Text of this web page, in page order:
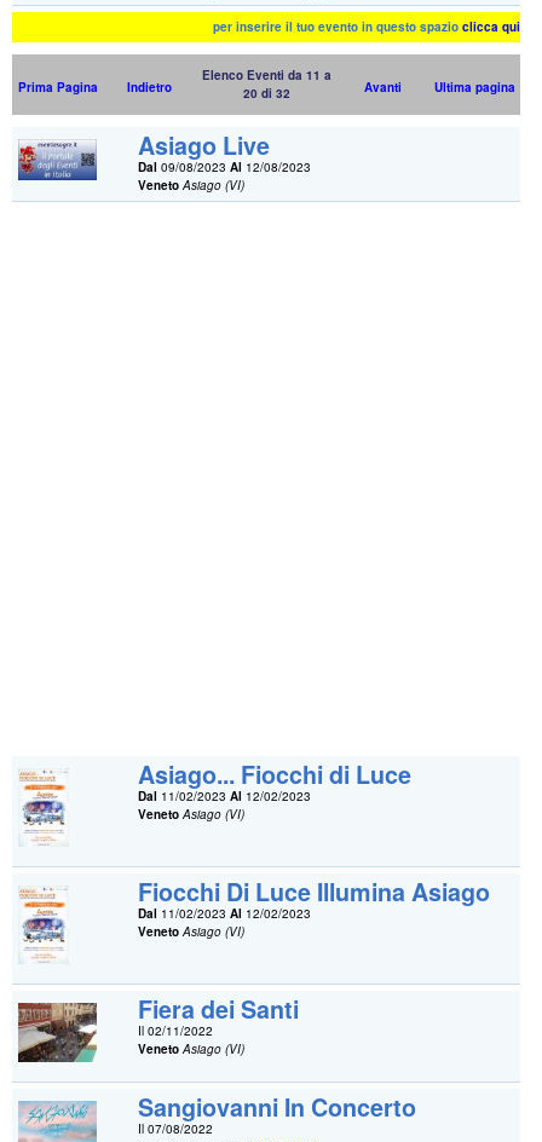
per inserire il tuo evento in questo spazioclicca qui
Prima Pagina Indietro
Elenco Eventi da 11 a
20 di 32
Avanti Ultima pagina
Asiago Live
Dal 09/08/2023Al 12/08/2023
Veneto Asiago (VI)
Asiago... Fiocchi di Luce
Dal 11/02/2023Al 12/02/2023
Veneto Asiago (VI)
Fiocchi Di Luce Illumina Asiago
Dal 11/02/2023Al 12/02/2023
Veneto Asiago (VI)
Fiera dei Santi
Il 02/11/2022
Veneto Asiago (VI)
Sangiovanni In Concerto
Il 07/08/2022